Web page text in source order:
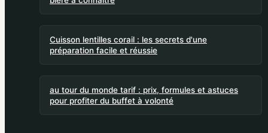
Cuisson lentilles corail : les secrets d'une
préparation facile et réussie
au tour du monde tarif : prix, formules et astuces
pour profiter du buffet à volonté